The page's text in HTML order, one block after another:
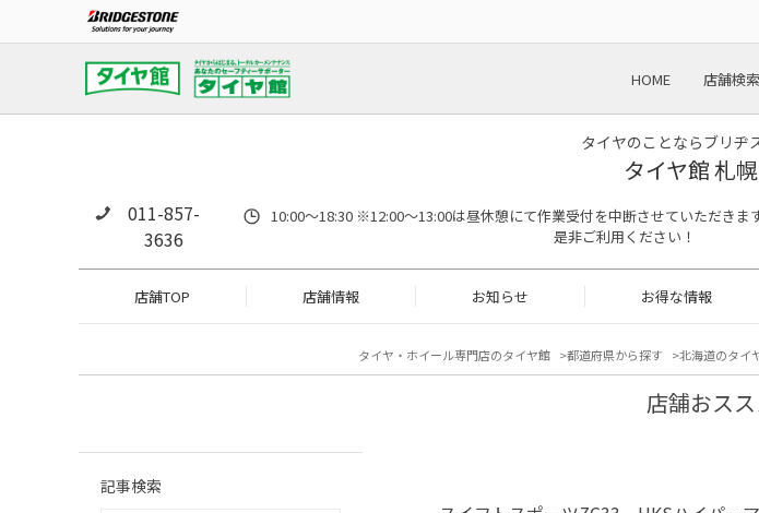
HOME 店舗検索
タイヤのことならブリヂ
タイヤ館 札
011-857-
3636
10:00～18:30 ※12:00～13:00は昼休憩にて作業受付を中断させていただき
是非ご利用ください！
店舗TOP 店舗情報 お知らせ お得な情報
タイヤ・ホイール専門店のタイヤ館 都道府県から探す 北海道のタイ
店舗おス
記事検索